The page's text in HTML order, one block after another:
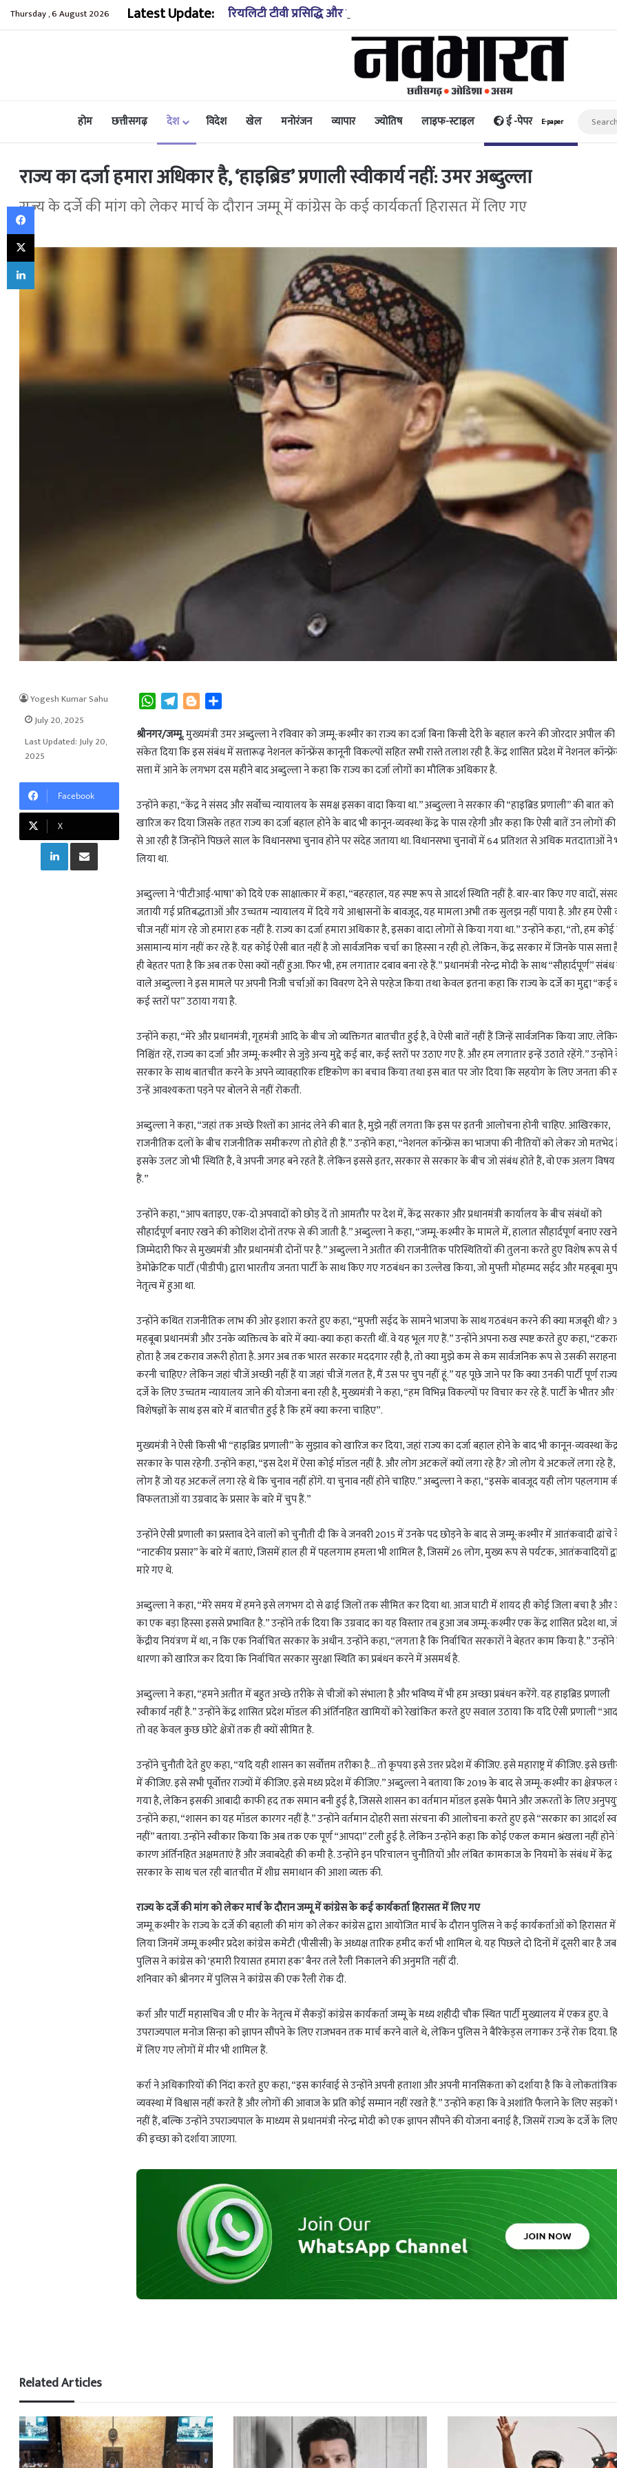
Thursday , 6 August 2026 Latest Update: रियलिटी टीवी प्रसिद्धि और पैसा प्रदान करता है: अभिनेता ऋत्विक धनजानी
होम छत्तीसगढ़ देश विदेश खेल मनोरंजन व्यापार ज्योतिष लाइफ-स्टाइल ई -पेपर E-paper
राज्य का दर्जा हमारा अधिकार है, ‘हाइब्रिड’ प्रणाली स्वीकार्य नहीं: उमर अब्दुल्ला
राज्य के दर्जे की मांग को लेकर मार्च के दौरान जम्मू में कांग्रेस के कई कार्यकर्ता हिरासत में लिए गए
W
a
t
s
p
p
l
e
g
a
m
o
g
g
r
a
r
e
श्रीनगर/जम्मू.मुख्यमंत्री उमर अब्दुल्ला ने रविवार को जम्मू-कश्मीर का राज्य का दर्जा बिना किसी देरी के बहाल करने की जोरदार अपील
संकेत दिया कि इस संबंध में सत्तारूढ़ नेशनल कॉन्फ्रेंस कानूनी विकल्पों सहित सभी रास्ते तलाश रही है. केंद्र शासित प्रदेश में नेशनल
सत्ता में आने के लगभग दस महीने बाद अब्दुल्ला ने कहा कि राज्य का दर्जा लोगों का मौलिक अधिकार है.
उन्होंने कहा, “केंद्र ने संसद और सर्वोच्च न्यायालय के समक्ष इसका वादा किया था.” अब्दुल्ला ने सरकार की “हाइब्रिड प्रणाली” की बात को
खारिज कर दिया जिसके तहत राज्य का दर्जा बहाल होने के बाद भी कानून-व्यवस्था केंद्र के पास रहेगी और कहा कि ऐसी बातें उन लोगों
से आ रही हैं जिन्होंने पिछले साल के विधानसभा चुनाव होने पर संदेह जताया था. विधानसभा चुनावों में 64 प्रतिशत से अधिक मतदाताओं ने
लिया था.
अब्दुल्ला ने ‘पीटीआई-भाषा’ को दिये एक साक्षात्कार में कहा, “बहरहाल, यह स्पष्ट रूप से आदर्श स्थिति नहीं है. बार-बार किए गए वादों,
जतायी गई प्रतिबद्धताओं और उच्चतम न्यायालय में दिये गये आश्वासनों के बावजूद, यह मामला अभी तक सुलझ नहीं पाया है. और हम ऐसी
चीज नहीं मांग रहे जो हमारा हक नहीं है. राज्य का दर्जा हमारा अधिकार है, इसका वादा लोगों से किया गया था.” उन्होंने कहा, “तो, हम
असामान्य मांग नहीं कर रहे हैं. यह कोई ऐसी बात नहीं है जो सार्वजनिक चर्चा का हिस्सा न रही हो. लेकिन, केंद्र सरकार में जिनके पास सत्ता
ही बेहतर पता है कि अब तक ऐसा क्यों नहीं हुआ. फिर भी, हम लगातार दबाव बना रहे हैं.” प्रधानमंत्री नरेन्द्र मोदी के साथ “सौहार्दपूर्ण”
वाले अब्दुल्ला ने इस मामले पर अपनी निजी चर्चाओं का विवरण देने से परहेज किया तथा केवल इतना कहा कि राज्य के दर्जे का मुद्दा “कई
कई स्तरों पर” उठाया गया है.
उन्होंने कहा, “मेरे और प्रधानमंत्री, गृहमंत्री आदि के बीच जो व्यक्तिगत बातचीत हुई है, वे ऐसी बातें नहीं हैं जिन्हें सार्वजनिक किया जाए.
निश्चिंत रहें, राज्य का दर्जा और जम्मू-कश्मीर से जुड़े अन्य मुद्दे कई बार, कई स्तरों पर उठाए गए हैं. और हम लगातार इन्हें उठाते रहेंगे.” उन्होंने
सरकार के साथ बातचीत करने के अपने व्यावहारिक दृष्टिकोण का बचाव किया तथा इस बात पर जोर दिया कि सहयोग के लिए जनता की
उन्हें आवश्यकता पड़ने पर बोलने से नहीं रोकती.
अब्दुल्ला ने कहा, “जहां तक अच्छे रिश्तों का आनंद लेने की बात है, मुझे नहीं लगता कि इस पर इतनी आलोचना होनी चाहिए. आखिरकार,
राजनीतिक दलों के बीच राजनीतिक समीकरण तो होते ही हैं.” उन्होंने कहा, “नेशनल कॉन्फ्रेंस का भाजपा की नीतियों को लेकर जो मतभेद
इसके उलट जो भी स्थिति है, वे अपनी जगह बने रहते हैं. लेकिन इससे इतर, सरकार से सरकार के बीच जो संबंध होते हैं, वो एक अलग विषय
हैं.”
उन्होंने कहा, “आप बताइए, एक-दो अपवादों को छोड़ दें तो आमतौर पर देश में, केंद्र सरकार और प्रधानमंत्री कार्यालय के बीच संबंधों को
सौहार्दपूर्ण बनाए रखने की कोशिश दोनों तरफ से की जाती है.” अब्दुल्ला ने कहा, “जम्मू-कश्मीर के मामले में, हालात सौहार्दपूर्ण बनाए
जिम्मेदारी फिर से मुख्यमंत्री और प्रधानमंत्री दोनों पर है.” अब्दुल्ला ने अतीत की राजनीतिक परिस्थितियों की तुलना करते हुए विशेष रूप से
डेमोक्रेटिक पार्टी (पीडीपी) द्वारा भारतीय जनता पार्टी के साथ किए गए गठबंधन का उल्लेख किया, जो मुफ्ती मोहम्मद सईद और महबूबा
नेतृत्व में हुआ था.
उन्होंने कथित राजनीतिक लाभ की ओर इशारा करते हुए कहा, “मुफ्ती सईद के सामने भाजपा के साथ गठबंधन करने की क्या मजबूरी थी?
महबूबा प्रधानमंत्री और उनके व्यक्तित्व के बारे में क्या-क्या कहा करती थीं. वे यह भूल गए हैं.” उन्होंने अपना रुख स्पष्ट करते हुए कहा,
होता है जब टकराव जरूरी होता है. अगर अब तक भारत सरकार मददगार रही है, तो क्या मुझे कम से कम सार्वजनिक रूप से उसकी
करनी चाहिए? लेकिन जहां चीजें अच्छी नहीं हैं या जहां चीजें गलत हैं, मैं उस पर चुप नहीं हूं.” यह पूछे जाने पर कि क्या उनकी पार्टी पूर्ण
दर्जे के लिए उच्चतम न्यायालय जाने की योजना बना रही है, मुख्यमंत्री ने कहा, “हम विभिन्न विकल्पों पर विचार कर रहे हैं. पार्टी के भीतर
विशेषज्ञों के साथ इस बारे में बातचीत हुई है कि हमें क्या करना चाहिए”.
मुख्यमंत्री ने ऐसी किसी भी “हाइब्रिड प्रणाली” के सुझाव को खारिज कर दिया, जहां राज्य का दर्जा बहाल होने के बाद भी कानून-व्यवस्था
सरकार के पास रहेगी. उन्होंने कहा, “इस देश में ऐसा कोई मॉडल नहीं है. और लोग अटकलें क्यों लगा रहे हैं? जो लोग ये अटकलें लगा रहे हैं,
लोग हैं जो यह अटकलें लगा रहे थे कि चुनाव नहीं होंगे. या चुनाव नहीं होने चाहिए.” अब्दुल्ला ने कहा, “इसके बावजूद यही लोग पहलगाम
विफलताओं या उग्रवाद के प्रसार के बारे में चुप हैं.”
उन्होंने ऐसी प्रणाली का प्रस्ताव देने वालों को चुनौती दी कि वे जनवरी 2015 में उनके पद छोड़ने के बाद से जम्मू-कश्मीर में आतंकवादी
“नाटकीय प्रसार” के बारे में बताएं, जिसमें हाल ही में पहलगाम हमला भी शामिल है, जिसमें 26 लोग, मुख्य रूप से पर्यटक, आतंकवादियों
मारे गए थे.
अब्दुल्ला ने कहा, “मेरे समय में हमने इसे लगभग दो से ढाई जिलों तक सीमित कर दिया था. आज घाटी में शायद ही कोई जिला बचा है और
का एक बड़ा हिस्सा इससे प्रभावित है.” उन्होंने तर्क दिया कि उग्रवाद का यह विस्तार तब हुआ जब जम्मू-कश्मीर एक केंद्र शासित प्रदेश था,
केंद्रीय नियंत्रण में था, न कि एक निर्वाचित सरकार के अधीन. उन्होंने कहा, “लगता है कि निर्वाचित सरकारों ने बेहतर काम किया है.”
धारणा को खारिज कर दिया कि निर्वाचित सरकार सुरक्षा स्थिति का प्रबंधन करने में असमर्थ है.
अब्दुल्ला ने कहा, “हमने अतीत में बहुत अच्छे तरीके से चीजों को संभाला है और भविष्य में भी हम अच्छा प्रबंधन करेंगे. यह हाइब्रिड प्रणाली
स्वीकार्य नहीं है.” उन्होंने केंद्र शासित प्रदेश मॉडल की अंर्तिनहित खामियों को रेखांकित करते हुए सवाल उठाया कि यदि ऐसी प्रणाली
तो वह केवल कुछ छोटे क्षेत्रों तक ही क्यों सीमित है.
उन्होंने चुनौती देते हुए कहा, “यदि यही शासन का सर्वोत्तम तरीका है… तो कृपया इसे उत्तर प्रदेश में कीजिए. इसे महाराष्ट्र में कीजिए. इसे
में कीजिए. इसे सभी पूर्वोत्तर राज्यों में कीजिए. इसे मध्य प्रदेश में कीजिए.” अब्दुल्ला ने बताया कि 2019 के बाद से जम्मू-कश्मीर का
गया है, लेकिन इसकी आबादी काफी हद तक समान बनी हुई है, जिससे शासन का वर्तमान मॉडल इसके पैमाने और जरूरतों के लिए
उन्होंने कहा, “शासन का यह मॉडल कारगर नहीं है.” उन्होंने वर्तमान दोहरी सत्ता संरचना की आलोचना करते हुए इसे “सरकार का आदर्श
नहीं” बताया. उन्होंने स्वीकार किया कि अब तक एक पूर्ण “आपदा” टली हुई है. लेकिन उन्होंने कहा कि कोई एकल कमान श्रंखला नहीं
कारण अंर्तिनहित अक्षमताएं हैं और जवाबदेही की कमी है. उन्होंने इन परिचालन चुनौतियों और लंबित कामकाज के नियमों के संबंध में केंद्र
सरकार के साथ चल रही बातचीत में शीघ्र समाधान की आशा व्यक्त की.
राज्य के दर्जे की मांग को लेकर मार्च के दौरान जम्मू में कांग्रेस के कई कार्यकर्ता हिरासत में लिए गए
जम्मू कश्मीर के राज्य के दर्जे की बहाली की मांग को लेकर कांग्रेस द्वारा आयोजित मार्च के दौरान पुलिस ने कई कार्यकर्ताओं को हिरासत
लिया जिनमें जम्मू कश्मीर प्रदेश कांग्रेस कमेटी (पीसीसी) के अध्यक्ष तारिक हमीद कर्रा भी शामिल थे. यह पिछले दो दिनों में दूसरी बार है जब
पुलिस ने कांग्रेस को ‘हमारी रियासत हमारा हक’ बैनर तले रैली निकालने की अनुमति नहीं दी.
शनिवार को श्रीनगर में पुलिस ने कांग्रेस की एक रैली रोक दी.
कर्रा और पार्टी महासचिव जी ए मीर के नेतृत्व में सैकड़ों कांग्रेस कार्यकर्ता जम्मू के मध्य शहीदी चौक स्थित पार्टी मुख्यालय में एकत्र हुए. वे
उपराज्यपाल मनोज सिन्हा को ज्ञापन सौंपने के लिए राजभवन तक मार्च करने वाले थे, लेकिन पुलिस ने बैरिकेड्स लगाकर उन्हें रोक दिया.
में लिए गए लोगों में मीर भी शामिल हैं.
कर्रा ने अधिकारियों की निंदा करते हुए कहा, “इस कार्रवाई से उन्होंने अपनी हताशा और अपनी मानसिकता को दर्शाया है कि वे लोकतांत्रिक
व्यवस्था में विश्वास नहीं करते हैं और लोगों की आवाज के प्रति कोई सम्मान नहीं रखते हैं.” उन्होंने कहा कि वे अशांति फैलाने के लिए सड़कों
नहीं हैं, बल्कि उन्होंने उपराज्यपाल के माध्यम से प्रधानमंत्री नरेन्द्र मोदी को एक ज्ञापन सौंपने की योजना बनाई है, जिसमें राज्य के दर्जे के
की इच्छा को दर्शाया जाएगा.
Yogesh Kumar Sahu
July 20, 2025
Last Updated: July 20,
2025
Facebook
X
LinkedInShare via Email
Related Articles
Facebook
X
LinkedIn